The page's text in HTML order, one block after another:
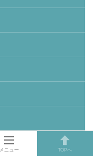
メニュー TOPへ